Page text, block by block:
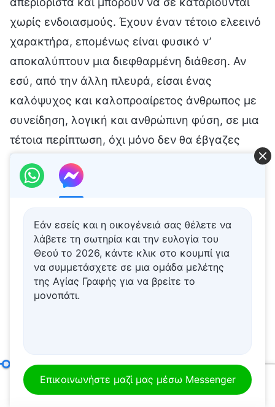
Εάν εσείς και η οικογένειά σας θέλετε να
λάβετε τη σωτηρία και την ευλογία του
Θεού το 2026, κάντε κλικ στο κουμπί για
να συμμετάσχετε σε μια ομάδα μελέτης
της Αγίας Γραφής για να βρείτε το
μονοπάτι.
Επικοινωνήστε μαζί μας μέσω MessengerΜέρος πέμπτο